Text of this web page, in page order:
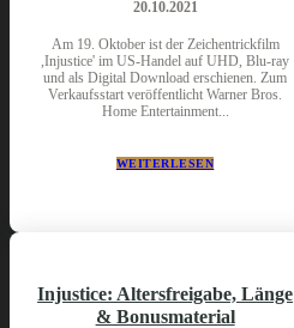
20.10.2021
Am 19. Oktober ist der Zeichentrickfilm
,Injustice' im US-Handel auf UHD, Blu-ray
und als Digital Download erschienen. Zum
Verkaufsstart veröffentlicht Warner Bros.
Home Entertainment...
WEITERLESEN
Injustice: Altersfreigabe, Länge
& Bonusmaterial